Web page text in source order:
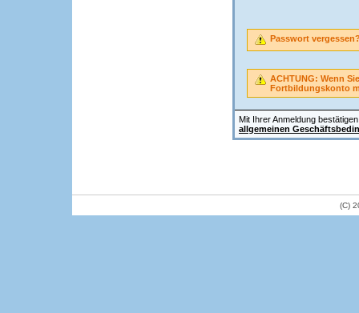
Mit Ihrer Anmeldung
allgemeinen
Passwort
ACHTUNG: Wenn
Fortbildungskonto
(C)